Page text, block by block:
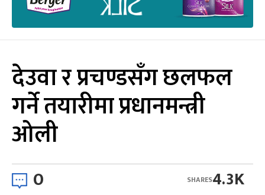
देउवा र प्रचण्डसँग छलफल
गर्ने तयारीमा प्रधानमन्त्री
ओली
0 4.3K
SHARES